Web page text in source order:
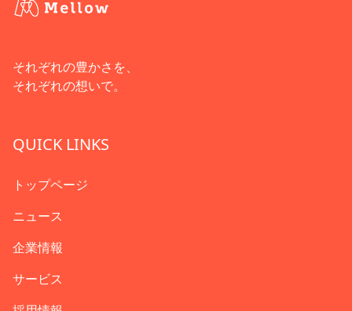
それぞれの豊かさを、
それぞれの想いで。
QUICK LINKS
トップページ
ニュース
企業情報
サービス